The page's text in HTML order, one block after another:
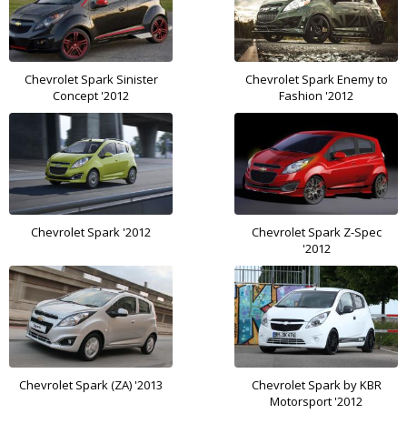
Chevrolet Spark Sinister
Concept '2012
Chevrolet Spark Enemy to
Fashion '2012
Chevrolet Spark '2012
Chevrolet Spark Z-Spec
'2012
Chevrolet Spark (ZA) '2013
Chevrolet Spark by KBR
Motorsport '2012